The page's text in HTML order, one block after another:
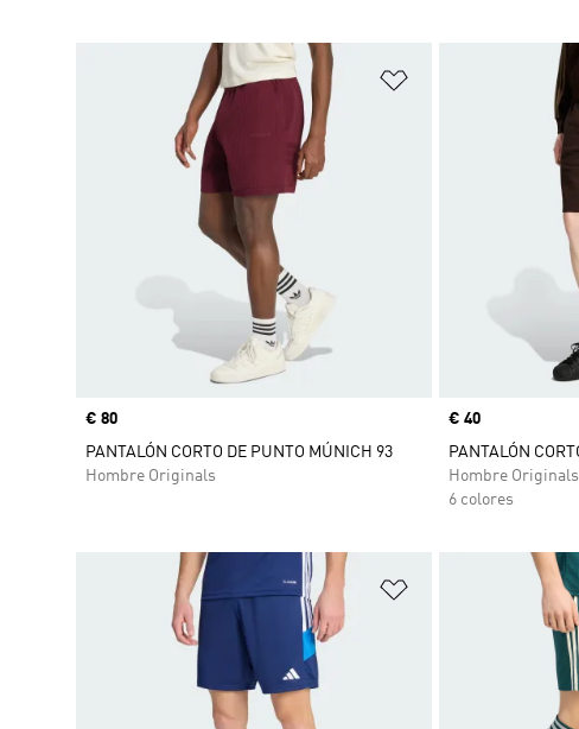
Añadir a la lista de
Precio
€ 80
PANTALÓN CORTO DE PUNTO MÚNICH 93
Hombre Originals
Precio
€ 40
PANTALÓN
Hombre Originals
6 colores
Añadir a la lista de